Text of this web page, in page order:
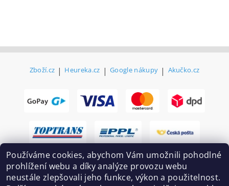
Zboží.cz | Heureka.cz | Google nákupy | Akučko.cz
Používáme cookies, abychom Vám umožnili pohodlné
prohlížení webu a díky analýze provozu webu
neustále zlepšovali jeho funkce, výkon a použitelnost.